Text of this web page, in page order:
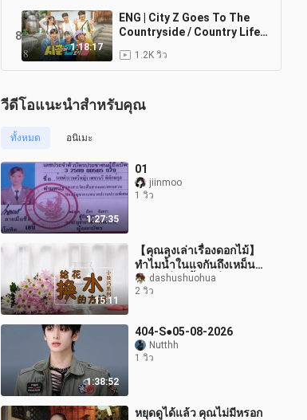
8
1:18:17
ENG | City Z Goes To The
Countryside / Country Life
1.2K วิว
วีดีโอแนะนำสำหรับคุณ
ทั้งหมด อนิเมะ
1:27:35
01
jiinmoo
1 วิว
15:11
【คุณลุงเล่าเรื่องดอกไม้】
ทำไมน้ำในแจกันถึงเหม็น?
ควรเปลี่ยนน้ำทุกกี่วัน? แล้ว
ควรเปลี่ยนน้ำอย่างไร? มา
dashushuohua
2 วิว
1:38:52
404-S●05-08-2026
Nutthh
1 วิว
หยุดดูได้แล้ว คุณไม่มีหรอก